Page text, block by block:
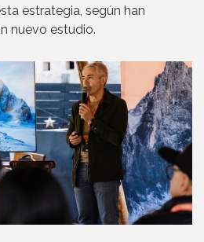
estrategia, según han
nuevo estudio.